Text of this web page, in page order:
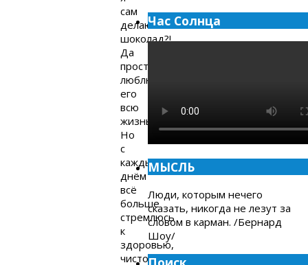
сам
делаю
шоколад?!
Да
просто
люблю
его
всю
жизнь.
Но
с
каждым
днём
всё
больше
стремлюсь
к
здоровью,
чистоте
Час Солнца
МЫСЛЬ
Люди, которым нечего
сказать, никогда не лезут за
словом в карман. /Бернард
Шоу/